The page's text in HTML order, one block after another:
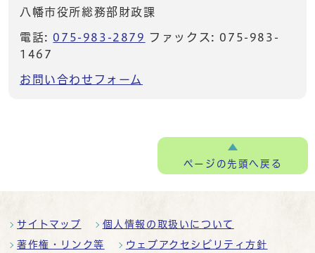
八幡市役所総務部財政課
電話: 075-983-2879 ファックス: 075-983-
1467
お問い合わせフォーム
ページの先頭へ戻る
サイトマップ 個人情報の取扱いについて
著作権・リンク等 ウェブアクセシビリティ方針